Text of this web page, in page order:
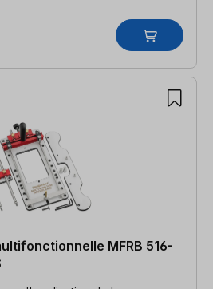
MFRB 516-